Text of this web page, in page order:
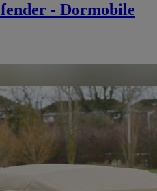
- Dormobile